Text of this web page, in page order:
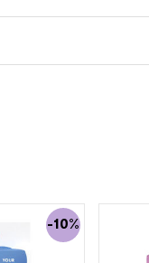
-10%